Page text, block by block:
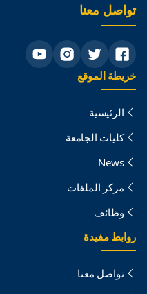
تواصل معنا
خريطة الموقع
الرئيسية
كليات الجامعة
News
مركز الملفات
وظائف
روابط مفيدة
تواصل معنا